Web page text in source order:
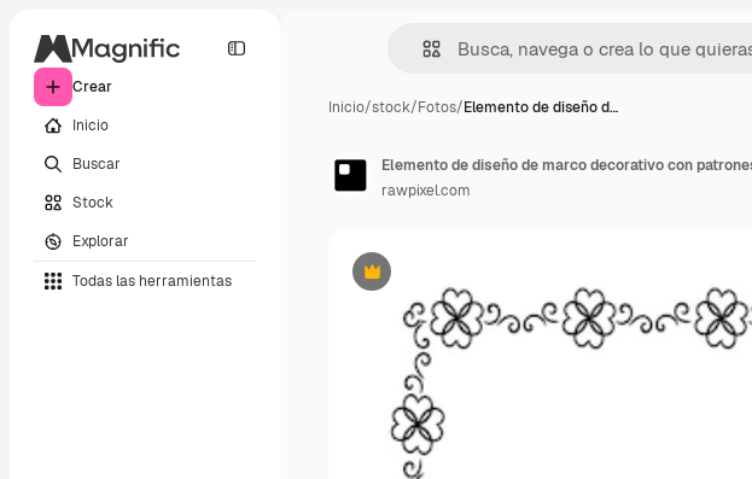
Crear
Inicio
Buscar
Stock
Explorar
Todas las herramientas
Inicio/stock/Fotos/Elemento de diseño d…
Premium
Elemento de diseño de marco decorativo con
rawpixel.com